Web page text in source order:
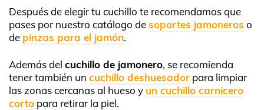
Después de elegir tu cuchillo te recomendamos que
pases por nuestro catálogo desoportes jamoneros o
de pinzas para el jamón.
Además del cuchillo de jamonero, se recomienda
tener también un cuchillo deshuesador para limpiar
las zonas cercanas al hueso y un cuchillo carnicero
corto para retirar la piel.